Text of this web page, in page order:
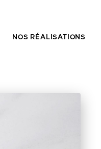
NOS RÉALISATIONS